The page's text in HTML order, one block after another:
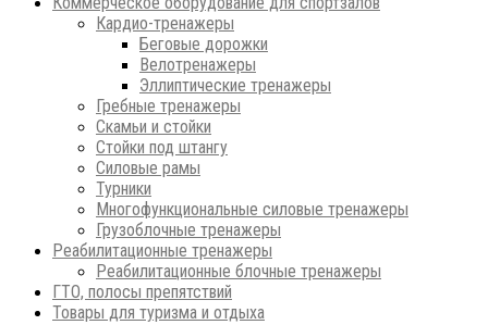
Кардио-тренажеры
Беговые дорожки
Велотренажеры
Эллиптические тренажеры
Гребные тренажеры
Скамьи и стойки
Стойки под штангу
Силовые рамы
Турники
Многофункциональные силовые тренажеры
Грузоблочные тренажеры
Реабилитационные тренажеры
Реабилитационные блочные тренажеры
ГТО, полосы препятствий
Товары для туризма и отдыха